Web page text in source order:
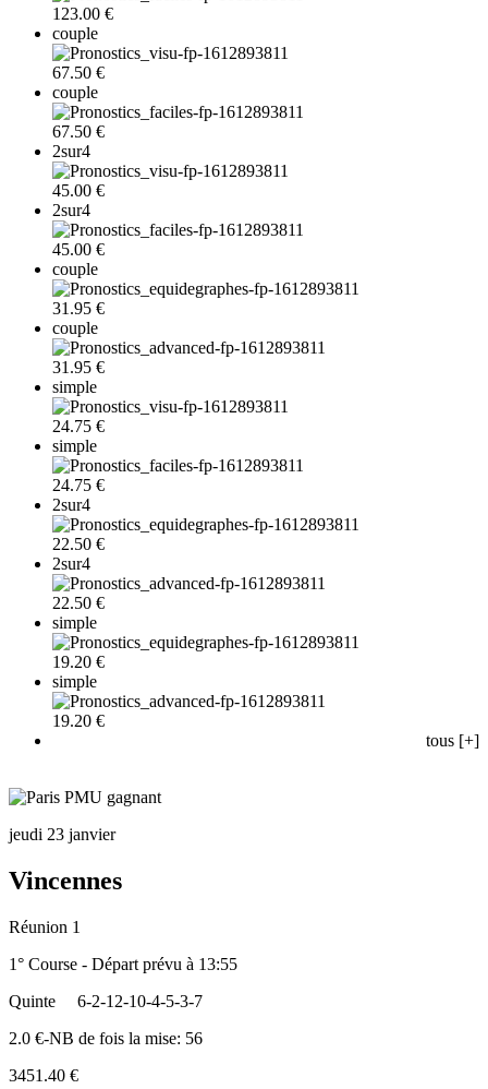
123.00 €
couple
67.50 €
couple
67.50 €
2sur4
45.00 €
2sur4
45.00 €
couple
31.95 €
couple
31.95 €
simple
24.75 €
simple
24.75 €
2sur4
22.50 €
2sur4
22.50 €
simple
19.20 €
simple
19.20 €
tous [+]
jeudi 23 janvier
Vincennes
Réunion 1
1° Course - Départ prévu à 13:55
Quinte
6-2-12-10-4-5-3-7
2.0 €-NB de fois la mise: 56
3451.40 €